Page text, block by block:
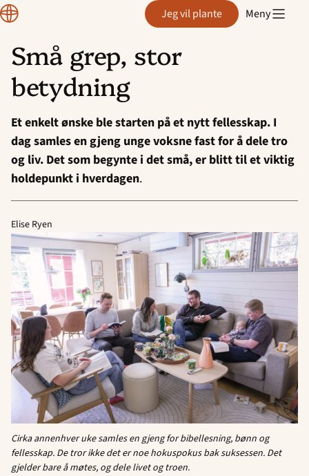
Hopp
til
innhold
Plante Jeg vil plante Meny
Små grep, stor
betydning
Et enkelt ønske ble starten på et nytt fellesskap. I
dag samles en gjeng unge voksne fast for å dele tro
og liv. Det som begynte i det små, er blitt til et viktig
holdepunkt i hverdagen.
Elise Ryen
Cirka annenhver uke samles en gjeng for bibellesning, bønn og
fellesskap. De tror ikke det er noe hokuspokus bak suksessen. Det
gjelder bare å møtes, og dele livet og troen.